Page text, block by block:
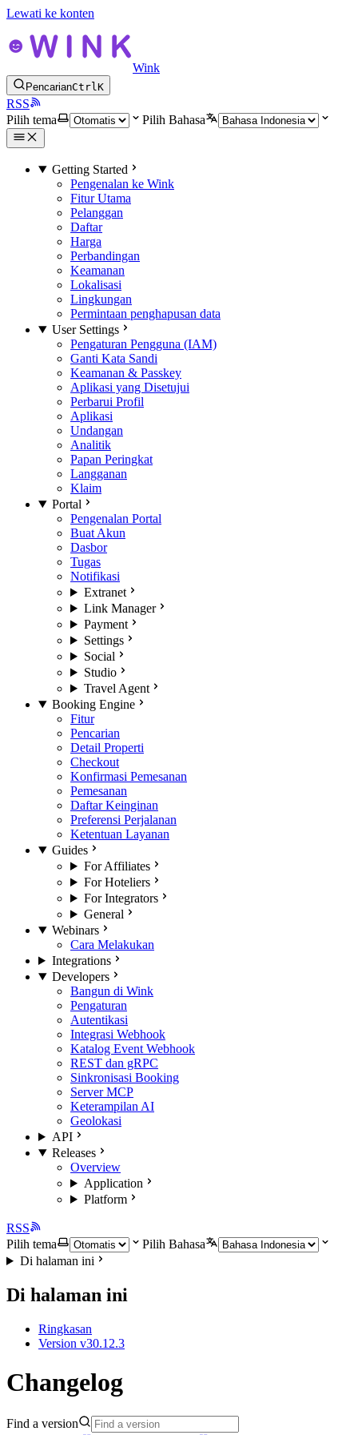
Lewati ke konten
Wink
PencarianCtrlK
RSS
Pilih tema
Pilih Bahasa
Getting Started
Pengenalan ke Wink
Fitur Utama
Pelanggan
Daftar
Harga
Perbandingan
Keamanan
Lokalisasi
Lingkungan
Permintaan penghapusan data
User Settings
Pengaturan Pengguna (IAM)
Ganti Kata Sandi
Keamanan & Passkey
Aplikasi yang Disetujui
Perbarui Profil
Aplikasi
Undangan
Analitik
Papan Peringkat
Langganan
Klaim
Portal
Pengenalan Portal
Buat Akun
Dasbor
Tugas
Notifikasi
Extranet
Link Manager
Payment
Settings
Social
Studio
Travel Agent
Booking Engine
Fitur
Pencarian
Detail Properti
Checkout
Konfirmasi Pemesanan
Pemesanan
Daftar Keinginan
Preferensi Perjalanan
Ketentuan Layanan
Guides
For Affiliates
For Hoteliers
For Integrators
General
Webinars
Cara Melakukan
Integrations
Developers
Bangun di Wink
Pengaturan
Autentikasi
Integrasi Webhook
Katalog Event Webhook
REST dan gRPC
Sinkronisasi Booking
Server MCP
Keterampilan AI
Geolokasi
API
Releases
Overview
Application
Platform
RSS
Pilih tema
Pilih Bahasa
Di halaman ini
Di halaman ini
Ringkasan
Version v30.12.3
Changelog
Find a version